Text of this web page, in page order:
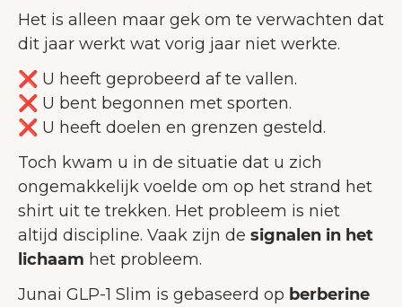
Het is alleen maar gek om te verwachten dat
dit jaar werkt wat vorig jaar niet werkte.
❌ U heeft geprobeerd af te vallen.
❌ U bent begonnen met sporten.
❌ U heeft doelen en grenzen gesteld.
Toch kwam u in de situatie dat u zich
ongemakkelijk voelde om op het strand het
shirt uit te trekken. Het probleem is niet
altijd discipline. Vaak zijn de signalen in het
lichaam het probleem.
Junai GLP-1 Slim is gebaseerd op berberine